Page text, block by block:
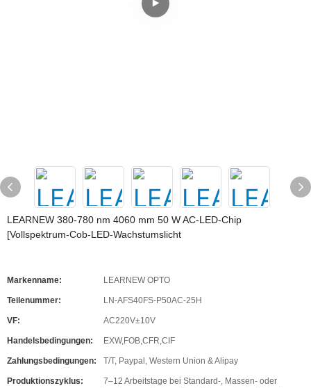
LEARNEW 380-780 nm 4060 mm 50 W AC-LED-Chip
[Vollspektrum-Cob-LED-Wachstumslicht
Markenname: LEARNEW OPTO
Teilenummer: LN-AFS40FS-P50AC-25H
VF: AC220V±10V
Handelsbedingungen: EXW,FOB,CFR,CIF
Zahlungsbedingungen: T/T, Paypal, Western Union & Alipay
Produktionszyklus:
7–12 Arbeitstage bei Standard-, Massen- oder